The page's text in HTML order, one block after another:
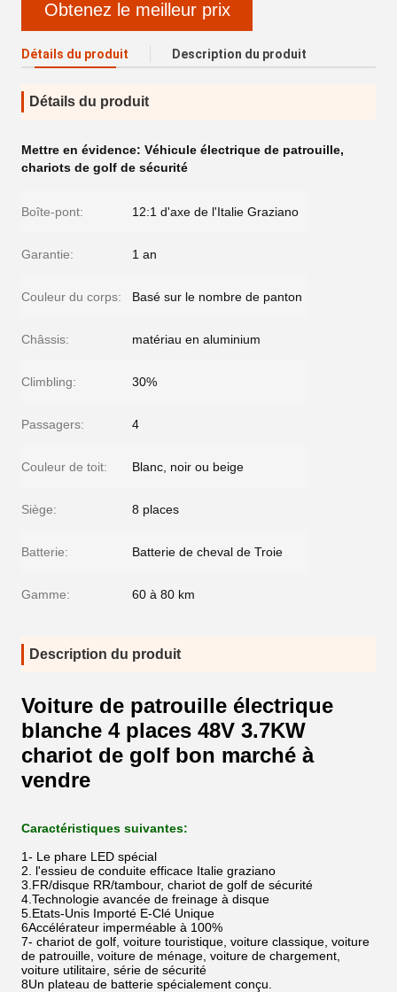
Obtenez le meilleur prix
Détails du produit Description du produit
Détails du produit
Mettre en évidence: Véhicule électrique de patrouille,
chariots de golf de sécurité
Boîte-pont: 12:1 d'axe de l'Italie Graziano
Garantie: 1 an
Couleur du corps: Basé sur le nombre de panton
Châssis: matériau en aluminium
Climbling: 30%
Passagers: 4
Couleur de toit: Blanc, noir ou beige
Siège: 8 places
Batterie: Batterie de cheval de Troie
Gamme: 60 à 80 km
Description du produit
Voiture de patrouille électrique
blanche 4 places 48V 3.7KW
chariot de golf bon marché à
vendre
Caractéristiques suivantes:
1- Le phare LED spécial
2. l'essieu de conduite efficace Italie graziano
3.FR/disque RR/tambour, chariot de golf de sécurité
4.Technologie avancée de freinage à disque
5.Etats-Unis Importé E-Clé Unique
6Accélérateur imperméable à 100%
7- chariot de golf, voiture touristique, voiture classique, voiture
de patrouille, voiture de ménage, voiture de chargement,
voiture utilitaire, série de sécurité
8Un plateau de batterie spécialement conçu.